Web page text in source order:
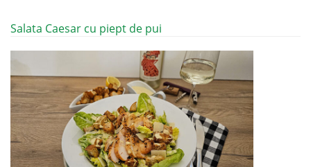
Salata Caesar cu piept de pui